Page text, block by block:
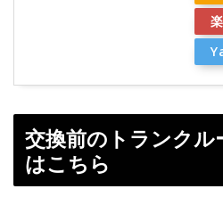
交換前のトランク
はこちら